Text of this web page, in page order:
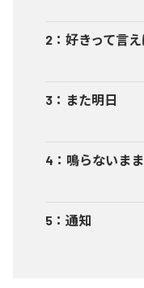
2 ： 好きって言
3 ： また明日
4 ： 鳴らないまま
5 ： 通知